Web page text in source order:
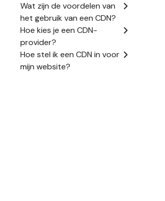
Wat zijn de voordelen van
het gebruik van een CDN?
Hoe kies je een CDN-
provider?
Hoe stel ik een CDN in voor
mijn website?